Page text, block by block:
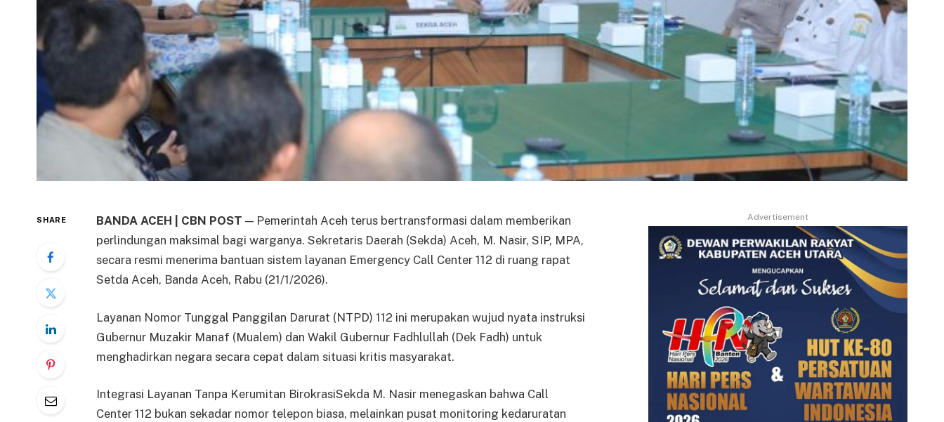
SHARE BANDA ACEH | CBN POST — Pemerintah Aceh terus bertransformasi dalam memberikan
perlindungan maksimal bagi warganya. Sekretaris Daerah (Sekda) Aceh, M. Nasir, SIP, MPA,
secara resmi menerima bantuan sistem layanan Emergency Call Center 112 di ruang rapat
Setda Aceh, Banda Aceh, Rabu (21/1/2026).
Layanan Nomor Tunggal Panggilan Darurat (NTPD) 112 ini merupakan wujud nyata instruksi
Gubernur Muzakir Manaf (Mualem) dan Wakil Gubernur Fadhlullah (Dek Fadh) untuk
menghadirkan negara secara cepat dalam situasi kritis masyarakat.
Integrasi Layanan Tanpa Kerumitan BirokrasiSekda M. Nasir menegaskan bahwa Call
Center 112 bukan sekadar nomor telepon biasa, melainkan pusat monitoring kedaruratan
Advertisement